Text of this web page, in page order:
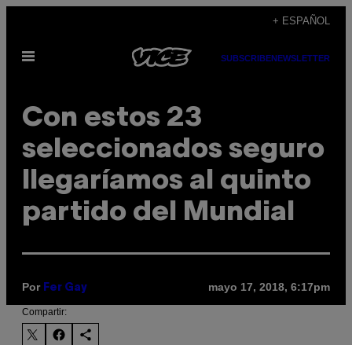
contenido
+ ESPAÑOL
Abrir
SUBSCRIBENEWSLETTER
Con estos 23
seleccionados seguro
llegaríamos al quinto
partido del Mundial
Por Fer Gay mayo 17, 2018, 6:17pm
Compartir: